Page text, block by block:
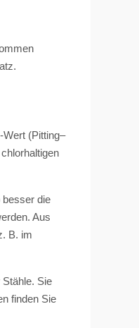
Einsatz.
(Pitting–
besser die
Aus
B. im
Sie
finden Sie